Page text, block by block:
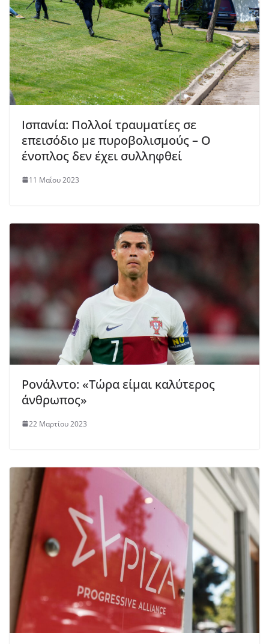
Ισπανία: Πολλοί τραυματίες σε
επεισόδιο με πυροβολισμούς – Ο
ένοπλος δεν έχει συλληφθεί
11 Μαΐου 2023
Ρονάλντο: «Τώρα είμαι καλύτερος
άνθρωπος»
22 Μαρτίου 2023